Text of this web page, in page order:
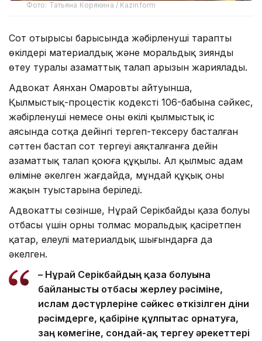
Фото: Татьяна Корякина / Kazinform
Сот отырысы барысында жәбірленуші тараптың
өкілдері материалдық және моральдық зиянды
өтеу туралы азаматтық талап арызын жариялады.
Адвокат Аянхан Омаровтың айтуынша,
Қылмыстық-процестік кодекстің 106-бабына сәйкес,
жәбірленуші немесе оның өкілі қылмыстық іс
аясында сотқа дейінгі тергеп-тексеру басталған
сәттен бастап сот тергеуі аяқталғанға дейін
азаматтық талап қоюға құқылы. Ал қылмыс адам
өліміне әкелген жағдайда, мұндай құқық оның
жақын туыстарына беріледі.
Адвокаттың сөзінше, Нұрай Серікбайдың қаза болуы
отбасы үшін орны толмас моральдық қасіретпен
қатар, елеулі материалдық шығындарға да
әкелген.
– Нұрай Серікбайдың қаза болуына
байланысты отбасы жерлеу рәсіміне,
ислам дәстүрлеріне сәйкес өткізілген діни
рәсімдерге, қабіріне құлпытас орнатуға,
заң көмегіне, сондай-ақ тергеу әрекеттері